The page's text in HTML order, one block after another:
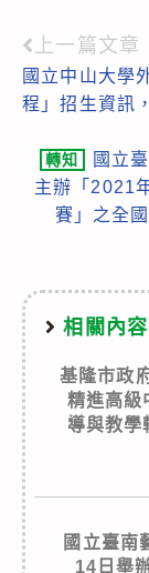
Read
more
上一篇文章
國立中山大學
程」招生資訊
轉知
國立
主辦「2021
賽」之全
相關內容
基隆市政
精進高級
導與教學
國立臺南
14日舉